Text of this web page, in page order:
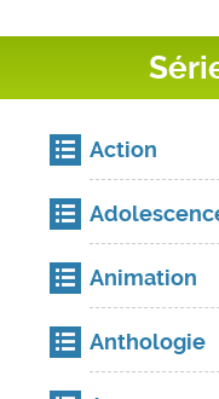
Action
Animation
Anthologie